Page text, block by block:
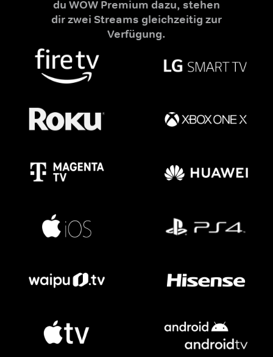
du WOW Premium dazu, stehen
dir zwei Streams gleichzeitig zur
Verfügung.